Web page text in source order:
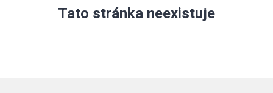
Tato stránka neexistuje